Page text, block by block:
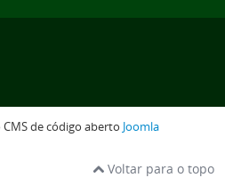
de código aberto Joomla
Voltar para o topo